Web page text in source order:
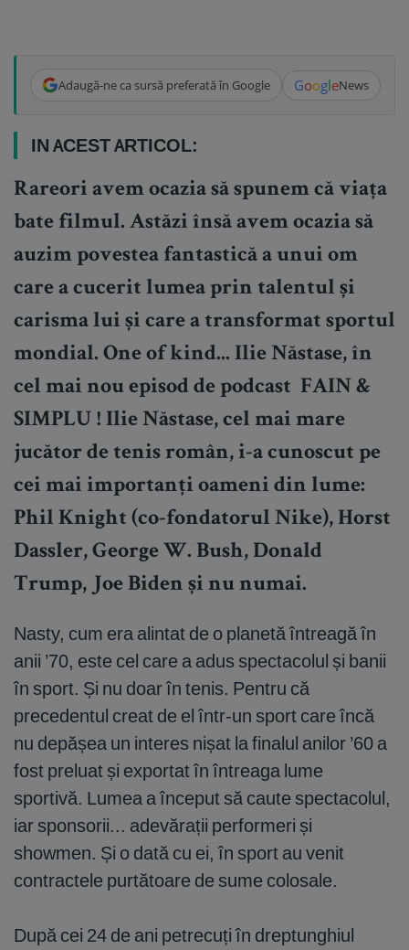
Adaugă-ne ca sursă preferată în Google GoogleNews
IN ACEST ARTICOL:
Rareori avem ocazia să spunem că viața
bate filmul. Astăzi însă avem ocazia să
auzim povestea fantastică a unui om
care a cucerit lumea prin talentul și
carisma lui și care a transformat sportul
mondial. One of kind... Ilie Năstase, în
cel mai nou episod de podcast FAIN &
SIMPLU ! Ilie Năstase, cel mai mare
jucător de tenis român, i-a cunoscut pe
cei mai importanți oameni din lume:
Phil Knight (co-fondatorul Nike), Horst
Dassler, George W. Bush, Donald
Trump, Joe Biden și nu numai.
Nasty, cum era alintat de o planetă întreagă în
anii ’70, este cel care a adus spectacolul și banii
în sport. Și nu doar în tenis. Pentru că
precedentul creat de el într-un sport care încă
nu depășea un interes nișat la finalul anilor ’60 a
fost preluat și exportat în întreaga lume
sportivă. Lumea a început să caute spectacolul,
iar sponsorii... adevărații performeri și
showmen. Și o dată cu ei, în sport au venit
contractele purtătoare de sume colosale.
După cei 24 de ani petrecuți în dreptunghiul